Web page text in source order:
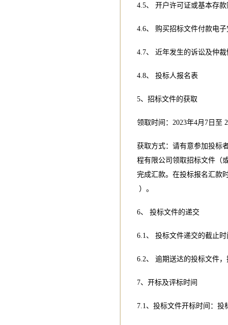
4.5、 开户许可证或基本存款
4.6、 购买招标文件付款电子
4.7、 近年发生的诉讼及仲裁
4.8、 投标人报名表
5、招标文件的获取
领取时间：2023年4月7日至
获取方式：请有意参加投标
程有限公司领取招标文件（
完成汇款。在投标报名汇款
）。
6、 投标文件的递交
6.1、 投标文件递交的截止
6.2、 逾期送达的投标文件
7、开标及评标时间
7.1、投标文件开标时间：投